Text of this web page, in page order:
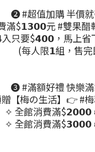
❷ #超值加購 半價
滿$𝟭𝟯𝟬𝟬元 #雙果醋
只要$𝟰𝟬𝟬，馬上省
(每人限𝟭組，售完
❸ #滿額好禮 快樂
【梅の生活】👉 #
✧ 全館消費滿$𝟮𝟬𝟬𝟬
✧ 全館消費滿$𝟯𝟬𝟬𝟬